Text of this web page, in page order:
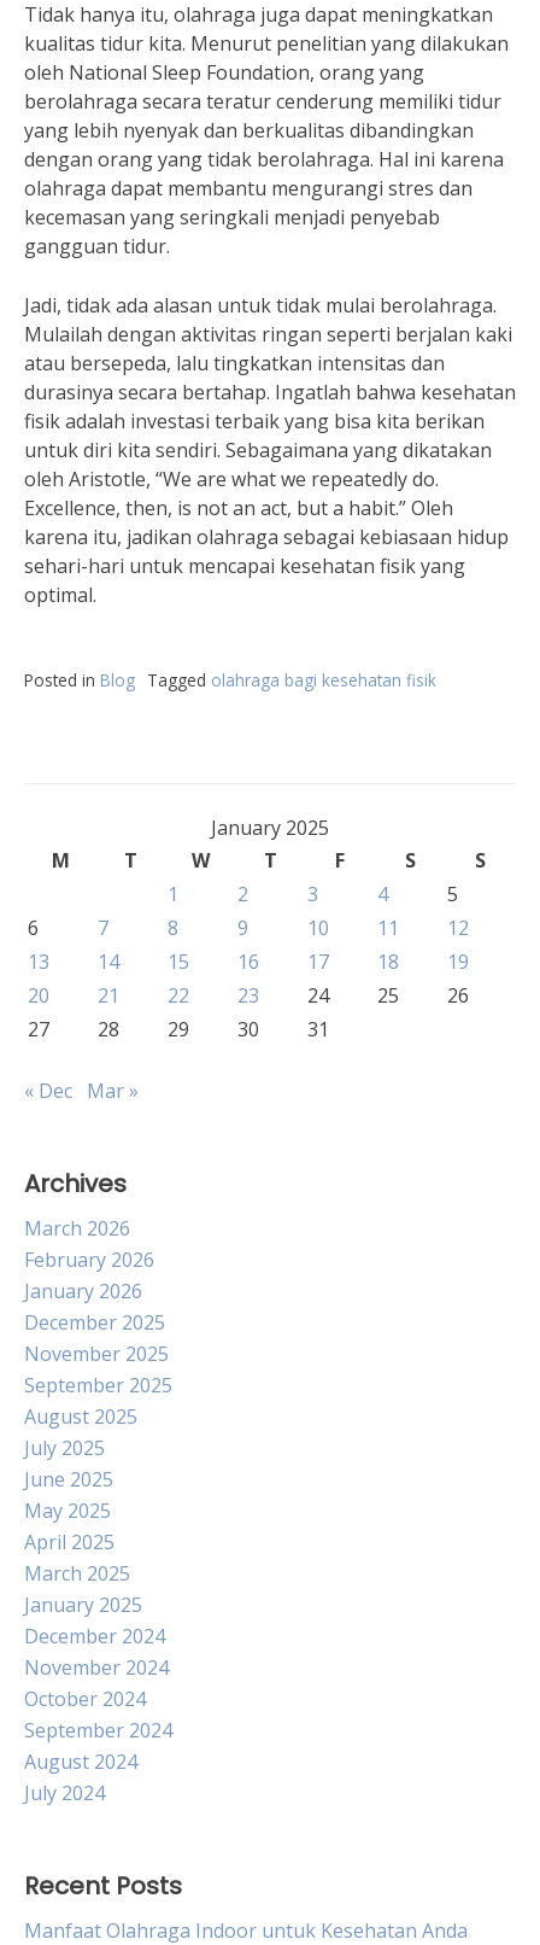
Tidak hanya itu, olahraga juga dapat meningkatkan
kualitas tidur kita. Menurut penelitian yang dilakukan
oleh National Sleep Foundation, orang yang
berolahraga secara teratur cenderung memiliki tidur
yang lebih nyenyak dan berkualitas dibandingkan
dengan orang yang tidak berolahraga. Hal ini karena
olahraga dapat membantu mengurangi stres dan
kecemasan yang seringkali menjadi penyebab
gangguan tidur.
Jadi, tidak ada alasan untuk tidak mulai berolahraga.
Mulailah dengan aktivitas ringan seperti berjalan kaki
atau bersepeda, lalu tingkatkan intensitas dan
durasinya secara bertahap. Ingatlah bahwa kesehatan
fisik adalah investasi terbaik yang bisa kita berikan
untuk diri kita sendiri. Sebagaimana yang dikatakan
oleh Aristotle, “We are what we repeatedly do.
Excellence, then, is not an act, but a habit.” Oleh
karena itu, jadikan olahraga sebagai kebiasaan hidup
sehari-hari untuk mencapai kesehatan fisik yang
optimal.
Posted in Blog Tagged olahraga bagi kesehatan fisik
January 2025
M
T W T F S
S
1
2 3 4
5
6
7 8 9 10 11
12
13
14 15 16 17 18
19
20
21 22 23 24 25
26
27
28 29 30 31
« Dec Mar »
Archives
March 2026
February 2026
January 2026
December 2025
November 2025
September 2025
August 2025
July 2025
June 2025
May 2025
April 2025
March 2025
January 2025
December 2024
November 2024
October 2024
September 2024
August 2024
July 2024
Recent Posts
Manfaat Olahraga Indoor untuk Kesehatan Anda